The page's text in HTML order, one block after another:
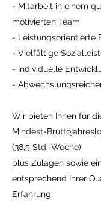
- Mitarbeit in einem
motivierten Team
- Leistungsorientierte
- Vielfältige
- Individuelle
-
Wir bieten Ihnen für
Mindest-
(38,5 Std.-Woche)
plus Zulagen sowie
entsprechend Ihrer
Erfahrung.